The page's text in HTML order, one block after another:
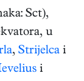
Sct),
u
, Strijelca i
i